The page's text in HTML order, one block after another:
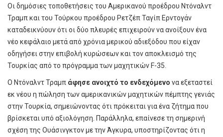
Οι δημόσιες τοποθετήσεις του Αμερικανού προέδρου Ντόναλντ
Τραμπ και του Τούρκου προέδρου Ρετζέπ Ταγίπ Ερντογάν
καταδεικνύουν ότι οι δύο πλευρές επιχειρούν να ανοίξουν ένα
νέο κεφάλαιο μετά από χρόνια μερικού αδιεξόδου που είχαν
οδηγήσει στην επιβολή κυρώσεων και τον αποκλεισμό της
Τουρκίας από το πρόγραμμα των μαχητικών F-35.
Ο Ντόναλντ Τραμπ άφησε ανοιχτό το ενδεχόμενο να εξεταστεί
εκ νέου η πώληση των αμερικανικών μαχητικών πέμπτης γενιάς
στην Τουρκία, σημειώνοντας ότι πρόκειται για ένα ζήτημα που
βρίσκεται υπό αξιολόγηση. Παράλληλα, επαίνεσε τη σημερινή
σχέση της Ουάσινγκτον με την Άγκυρα, υποστηρίζοντας ότι η